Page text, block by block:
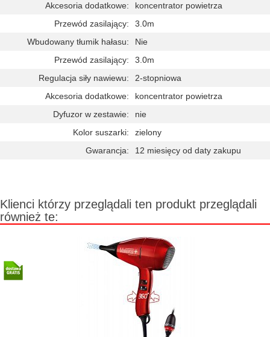
Akcesoria dodatkowe:
koncentrator powietrza
Przewód zasilający:
3.0m
Wbudowany tłumik hałasu:
Nie
Przewód zasilający:
3.0m
Regulacja siły nawiewu:
2-stopniowa
Akcesoria dodatkowe:
koncentrator powietrza
Dyfuzor w zestawie:
nie
Kolor suszarki:
zielony
Gwarancja:
12 miesięcy od daty zakupu
Klienci którzy przeglądali ten produkt przeglądali
również te: